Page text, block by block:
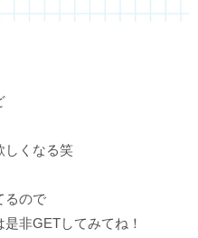
しくなる笑
るので
非GETしてみてね！